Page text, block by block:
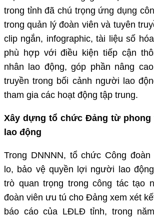
trong tỉnh đã chú trọng ứng dụng
trong quản lý đoàn viên và tuyên
clip ngắn, infographic, tài liệu số
phù hợp với điều kiện tiếp cận
nhân lao động, góp phần nâng
truyền trong bối cảnh người lao
tham gia các hoạt động tập trung.
Xây dựng tổ chức Đảng từ phong
lao động
Trong DNNNN, tổ chức Công đoàn
lo, bảo vệ quyền lợi người lao
trò quan trọng trong công tác tạo
đoàn viên ưu tú cho Đảng xem xét
báo cáo của LĐLĐ tỉnh, trong